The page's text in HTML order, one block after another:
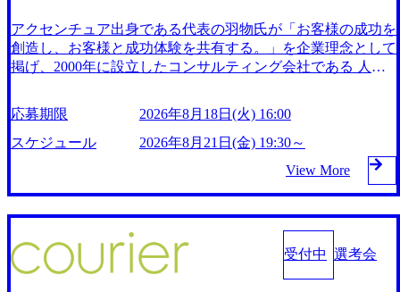
ルタント ● アプリケーションアーキテクト ●【自社プロダク
ト】開発エンジニア(Python) ●【自社プロダクト】インフラ
(AWS)リードエンジニア オンライン ●学歴不問 ●非喫煙者
煙率ゼロ」「健康診断の未受診ゼロ」の3つのゼロを目指
・キャリアビジョンを描いている人 ・プロ意識を持って、
自律・自走している(したい)人 ・チャレンジが好きな人 ・
られる 新規事業を創出できるカルチャーがあり、起業に近
い業務内容 代表の佐谷氏はPwC Strategy&出身であり、外資
系ファームの強みや弱みを理解したうえでそれを反映した会
設計やcompassionをバリューとした、風通しの良いカルチャ
ーが特徴 非常にフラットな組織で「誰が言ったかよりも、
何を言ったか」が重要で、代表もメンバーも同じ土壌で議論
する コアタイムなしのフルフレックス制度の導入 有給は1時
間単位で取得可能 育休の女性取得率は100%（男性の育休取
得実績は現在3名） 2026年8月23日(日) 9:00開始～18:00開始
枠まで 所要時間 : 100分程度 2026年8月18日(火) 16:00 通常選
考よりも短期間で内定獲得を目指せる選考会です。 1日で1
次面接、最終面接を実施し、合否判断をさせていただきま
す。 ※今回1DAY選考会にて合格の場合、後日オファー面談
public-advertising/t9s87x5/) 業界を変える「価値=対価」の新た
なビジネスモデルを確立する (https://www.bizreach.jp/job-feed/
public-advertising/3tvy76h/) プロレド・パートナーズの特徴
（代表取締役 佐谷進） (https://youtu.be/7AphtuMfANE) 事業に
tu.be/OYOWxUJhPAM) 社員インタビュー①プロレドへの入
社理由 (https://youtu.be/5o-emAoKwGI) 社員インタビュー②社
員育成の仕組みと特徴 (https://youtu.be/ubL7dTPSppc) 社員イ
ンタビュー③具体的なプロジェクト紹介 (https://youtu.be/xRI
Y12WZ4MQ) 社員インタビュー④働き方の特徴 (https://youtu.
型コンサルティングの魅力 (https://www.bizreach.jp/job-feed/pu
blic-advertising/z7s5gc7/) プロレド・パートナーズのDXコンサ
ルティングの特徴 (https://youtu.be/KbIT0MMq3KA) 社員イン
タビュー：プロレド・パートナーズのDXコンサルタント (ht
eapis.com/our-vision-production.appspot.com/public/images/202511
20123006_c16059b0-6326-43ed-a6c6-ca43e2f10d48_810x603.we
bp ## キャリア形成 代表直下で「事業を立ち上げる経験」が
の教育を社内で行っているため、金融×コンサルの知識を習
得することができる コンサルタントとしての経験を積みな
がら、経営層を目指すキャリアパスも用意されており、経営
陣やオーナーとして活躍する可能性もある 毎月、パートナ
ーとの1on1を全員と実施し、振り返りとキャリア形成を支援
している。 多岐にわたる案件に携わることができ、個人の
経験やスキルに合わせたキャリア形成が可能である。 ​ 社内
で新たな領域にもチャレンジでき、途中で志向性が変化した
場合も柔軟に対応可能な環境が整っている。 高いプライム
案件比率を維持しているため平均単価が高く、日系企業でロ
アクセンチュア出身である代表の羽物氏が「お客様の成功を
創造し、お客様と成功体験を共有する。」を企業理念として
掲げ、2000年に設立したコンサルティング会社である 人材
情報システムなどの事業に必要な仕組みをプラットフォーム
として提供している 戦略立案から実行までを着実に支援す
るプロフェッショナルとして、徹底した顧客志向のサービス
により、リピート率8割という高い顧客満足度を獲得してい
る 顧客はグローバル企業からベンチャー企業まで多岐に渡
り、シード投資事業など、既存のコンサルティングの枠を超
えた取り組みも行っている 【退職者が選ぶ】「辞めたけど
良い会社」ランキングTOP20！ 中小・ベンチャーの第1位
は「スカイライト・コンサルティング」【2023年最新調査結
果】 (https://nlab.itmedia.co.jp/research/articles/1781728/) スカイ
応募期限
2026年8月18日(火) 16:00
スケジュール
2026年8月21日(金) 19:30～
View More
受付中 選考会